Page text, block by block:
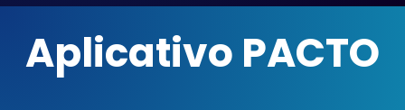
Aplicativo PACTO